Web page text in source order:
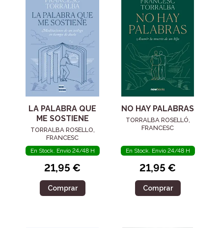
LA PALABRA QUE
ME SOSTIENE
TORRALBA ROSELLO,
FRANCESC
En Stock. Envío 24/48 H
21,95 €
Comprar
NO HAY PALABRAS
TORRALBA ROSELLÓ,
FRANCESC
En Stock. Envío 24/48 H
21,95 €
Comprar